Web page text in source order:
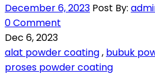
December 6, 2023 Post By:
0 Comment
Dec 6, 2023
alat powder coating, bubuk
proses powder coating